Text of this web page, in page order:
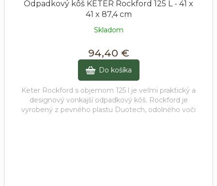
Odpadkový kôš KETER Rockford 125 L - 41 x
41 x 87,4 cm
Skladom
94,40 €
Do košíka
Keter Rockford s objemom 125 l je veľmi praktický a
designový vonkajší odpadkový kôš. Rockford je
vyrobený z pevného plastu Duotech, odolného voči